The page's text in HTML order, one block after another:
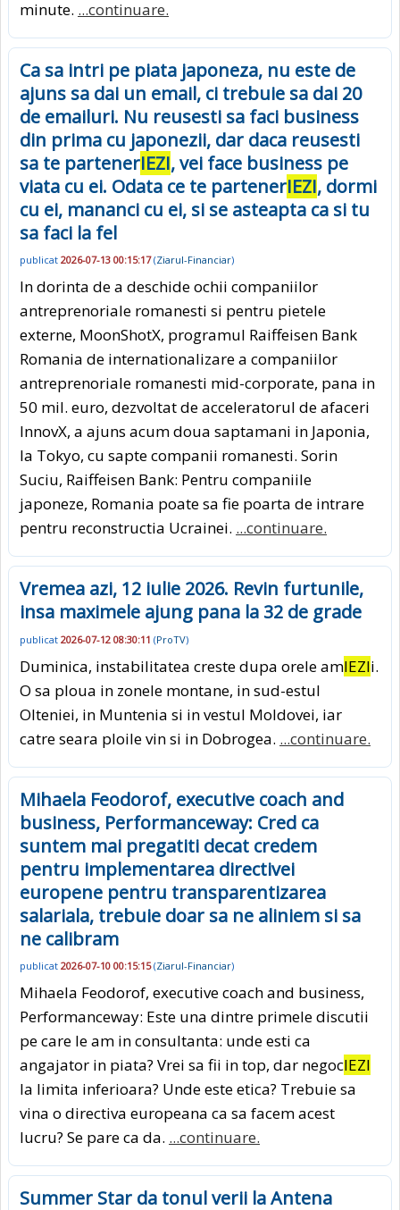
minute. ...continuare.
Ca sa intri pe piata japoneza, nu este de
ajuns sa dai un email, ci trebuie sa dai 20
de emailuri. Nu reusesti sa faci business
din prima cu japonezii, dar daca reusesti
sa te partenerIEZI, vei face business pe
viata cu ei. Odata ce te partenerIEZI, dormi
cu ei, mananci cu ei, si se asteapta ca si tu
sa faci la fel
publicat 2026-07-13 00:15:17(Ziarul-Financiar)
In dorinta de a deschide ochii companiilor
antreprenoriale romanesti si pentru pietele
externe, MoonShotX, programul Raiffeisen Bank
Romania de internationalizare a companiilor
antreprenoriale romanesti mid-corporate, pana in
50 mil. euro, dezvoltat de acceleratorul de afaceri
InnovX, a ajuns acum doua saptamani in Japonia,
la Tokyo, cu sapte companii romanesti. Sorin
Suciu, Raiffeisen Bank: Pentru companiile
japoneze, Romania poate sa fie poarta de intrare
pentru reconstructia Ucrainei. ...continuare.
Vremea azi, 12 iulie 2026. Revin furtunile,
insa maximele ajung pana la 32 de grade
publicat 2026-07-12 08:30:11 (ProTV)
Duminica, instabilitatea creste dupa orele amIEZIi.
O sa ploua in zonele montane, in sud-estul
Olteniei, in Muntenia si in vestul Moldovei, iar
catre seara ploile vin si in Dobrogea. ...continuare.
Mihaela Feodorof, executive coach and
business, Performanceway: Cred ca
suntem mai pregatiti decat credem
pentru implementarea directivei
europene pentru transparentizarea
salariala, trebuie doar sa ne aliniem si sa
ne calibram
publicat 2026-07-10 00:15:15(Ziarul-Financiar)
Mihaela Feodorof, executive coach and business,
Performanceway: Este una dintre primele discutii
pe care le am in consultanta: unde esti ca
angajator in piata? Vrei sa fii in top, dar negocIEZI
la limita inferioara? Unde este etica? Trebuie sa
vina o directiva europeana ca sa facem acest
lucru? Se pare ca da. ...continuare.
Summer Star da tonul verii la Antena